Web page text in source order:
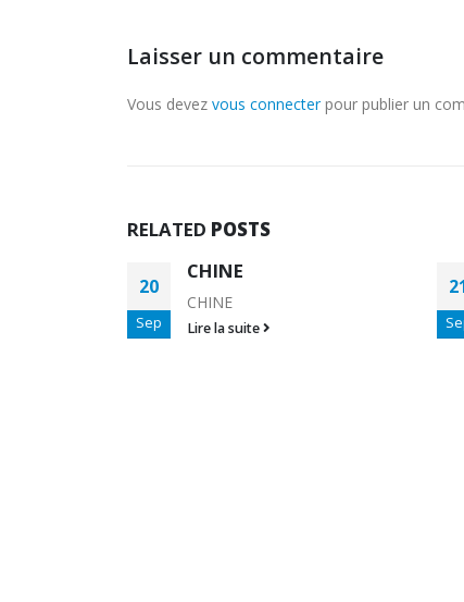
Laisser un commentaire
Vous devez vous connecterpour publier un
RELATED POSTS
21
Sep
MUSIQUE USA &
CANADA
MUSIQUE USA & CANADA